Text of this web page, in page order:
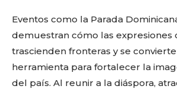
Eventos como la Parada
demuestran cómo las expresiones
trascienden fronteras y se
herramienta para fortalecer la
del país. Al reunir a la diáspora,